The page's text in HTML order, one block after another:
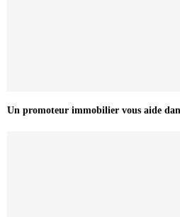
Un promoteur immobilier vous aide